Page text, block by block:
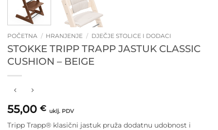
POČETNA / HRANJENJE / DJEČJE STOLICE I DODACI
STOKKE TRIPP TRAPP JASTUK CLASSIC
CUSHION – BEIGE
55,00 € uklj. PDV
Tripp Trapp® klasični jastuk pruža dodatnu udobnost i